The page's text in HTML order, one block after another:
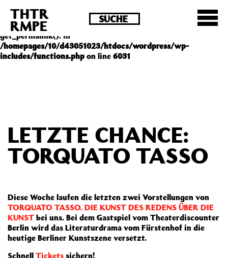
Deprecated : Die Funktion post_permalink ist seit
Version 4.4.0 veraltet! Verwende stattdessen
get_permalink(). in
/homepages/10/d43051023/htdocs/wordpress/wp-
includes/functions.phpon line 6031
THTR
RMPE
LETZTE CHANCE:
TORQUATO TASSO
Diese Woche laufen die letzten zwei Vorstellungen von
TORQUATO TASSO. DIE KUNST DES REDENS ÜBER DIE
KUNST bei uns. Bei dem Gastspiel vom Theaterdiscounter
Berlin wird das Literaturdrama vom Fürstenhof in die
heutige Berliner Kunstszene versetzt.
Schnell Tickets sichern!